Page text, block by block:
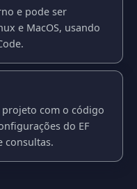
e pode ser
e MacOS, usando
projeto com o código
do EF
consultas.